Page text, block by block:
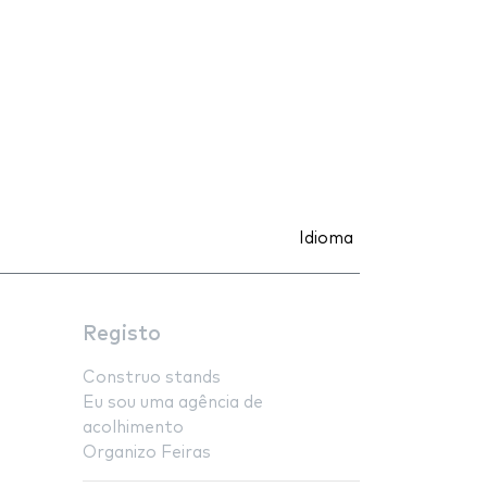
Idioma
Registo
Construo stands
Eu sou uma agência de
acolhimento
Organizo Feiras